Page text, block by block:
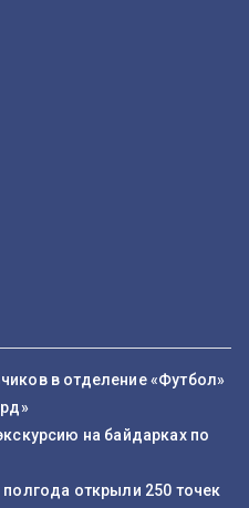
в отделение «Футбол»
на байдарках по
открыли 250 точек